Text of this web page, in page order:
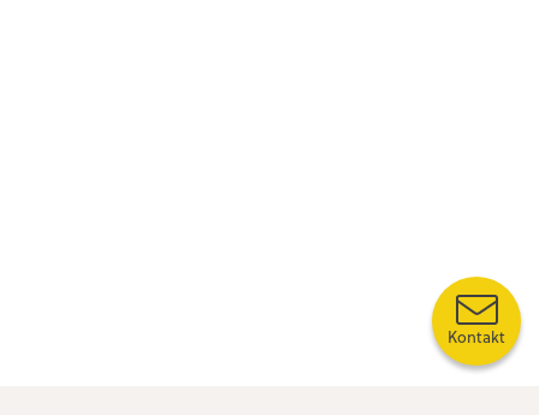
Kontakt